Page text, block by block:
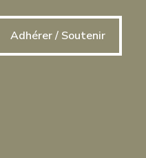
Adhérer / Soutenir